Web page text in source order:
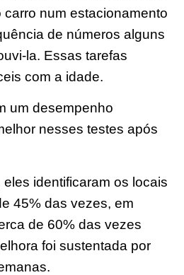
num estacionamento
de números alguns
la. Essas tarefas
com a idade.
um desempenho
nesses testes após
identificaram os locais
45% das vezes, em
de 60% das vezes
foi sustentada por